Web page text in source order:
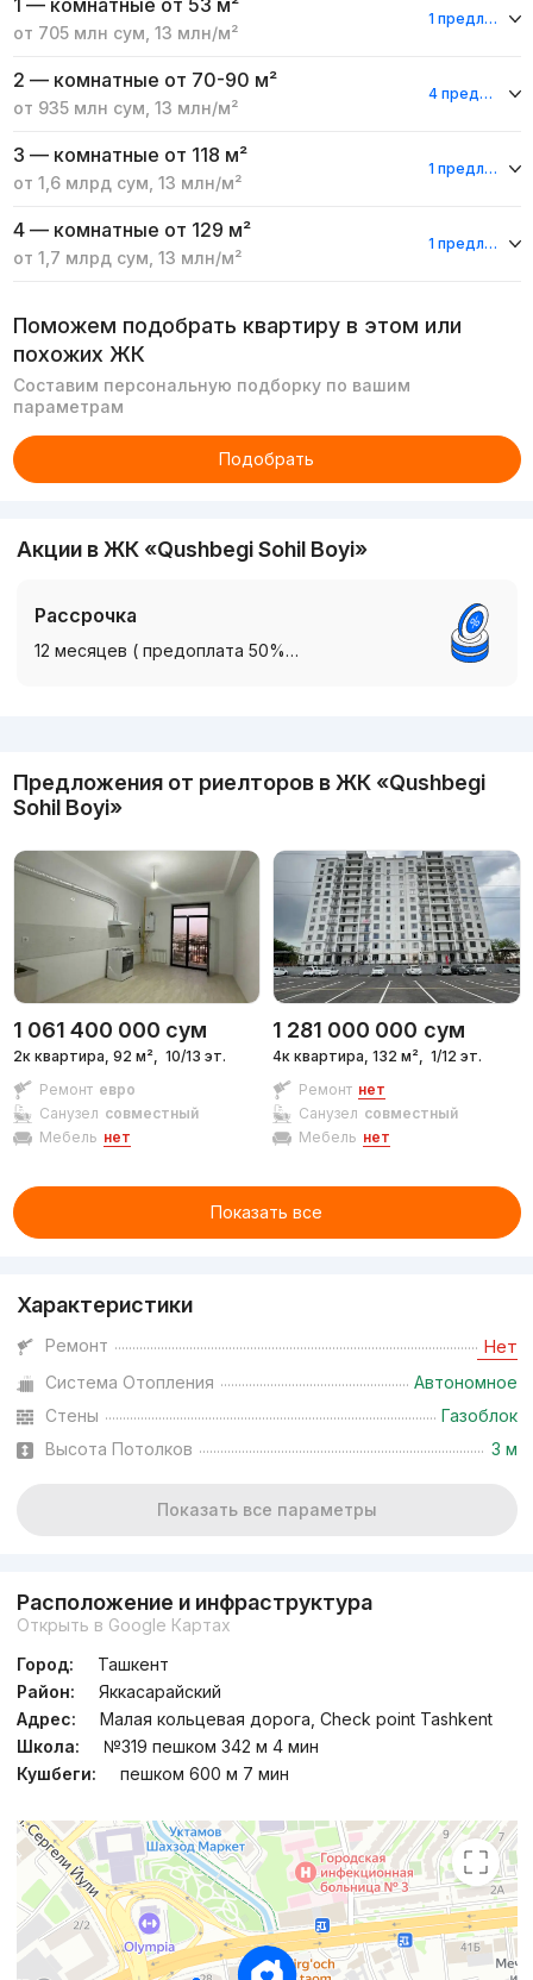
1 — комнатные от 53 м²
от 705 млн сум 13 млн/м²
1 предложение
2 — комнатные от 70-90 м²
от 935 млн сум 13 млн/м²
4 предложения
3 — комнатные от 118 м²
от 1,6 млрд сум 13 млн/м²
1 предложение
4 — комнатные от 129 м²
от 1,7 млрд сум 13 млн/м²
1 предложение
Поможем подобрать квартиру в этом или
похожих ЖК
Составим персональную подборку по вашим
параметрам
Подобрать
Акции в ЖК «Qushbegi Sohil Boyi»
Рассрочка
12 месяцев ( предоплата 50%…
Предложения от риелторов в ЖК «Qushbegi
Sohil Boyi»
1 061 400 000 сум
2к квартира, 92 м², 10/13 эт.
Ремонт евро
Санузел совместный
Мебель нет
1 281 000 000 сум
4к квартира, 132 м², 1/12 эт.
Ремонт нет
Санузел совместный
Мебель нет
Показать все
Характеристики
Ремонт Нет
Система Отопления
Автономное
Стены
Газоблок
Высота Потолков
3 м
Показать все параметры
Расположение и инфраструктура
Открыть в Google Картах
Город:
Ташкент
Район:
Яккасарайский
Адрес:
Малая кольцевая дорога, Check point Tashkent
Школа:
№319 пешком 342 м 4 мин
Кушбеги:
пешком 600 м 7 мин